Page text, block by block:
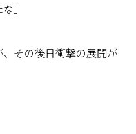
」
その後日衝撃の展開が